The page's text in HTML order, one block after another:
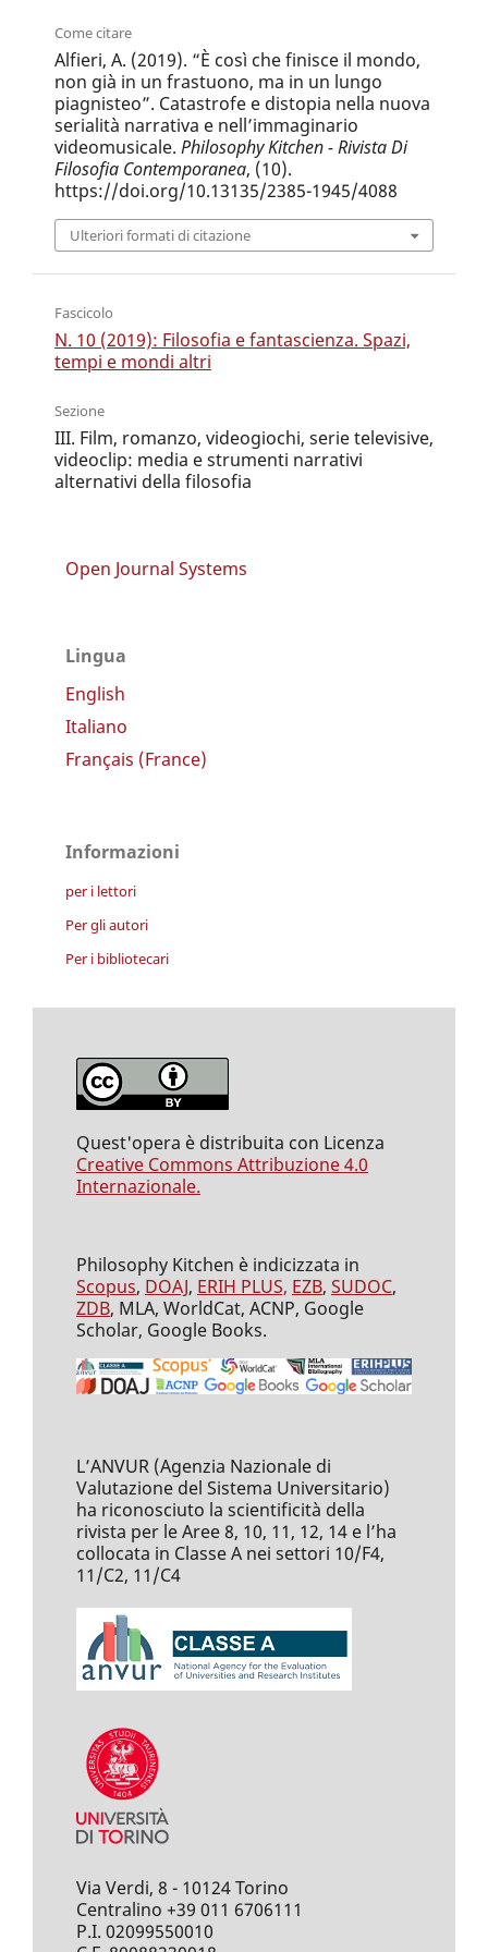
Come citare
Alfieri, A. (2019). “È così che finisce il mondo,
non già in un frastuono, ma in un lungo
piagnisteo”. Catastrofe e distopia nella nuova
serialità narrativa e nell’immaginario
videomusicale. Philosophy Kitchen - Rivista Di
Filosofia Contemporanea, (10).
https://doi.org/10.13135/2385-1945/4088
Ulteriori formati di citazione
Fascicolo
N. 10 (2019): Filosofia e fantascienza. Spazi,
tempi e mondi altri
Sezione
III. Film, romanzo, videogiochi, serie televisive,
videoclip: media e strumenti narrativi
alternativi della filosofia
Open Journal Systems
Lingua
English
Italiano
Français (France)
Informazioni
per i lettori
Per gli autori
Per i bibliotecari
Quest'opera è distribuita con Licenza
Creative Commons Attribuzione 4.0
Internazionale.
Philosophy Kitchen è indicizzata in
Scopus, DOAJ, ERIH PLUS, EZB, SUDOC,
ZDB, MLA, WorldCat, ACNP, Google
Scholar, Google Books.
L’ANVUR (Agenzia Nazionale di
Valutazione del Sistema Universitario)
ha riconosciuto la scientificità della
rivista per le Aree 8, 10, 11, 12, 14 e l’ha
collocata in Classe A nei settori 10/F4,
11/C2, 11/C4
Via Verdi, 8 - 10124 Torino
Centralino +39 011 6706111
P.I. 02099550010